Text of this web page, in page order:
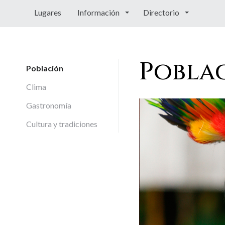
Lugares Información Directorio
Población
Clima
Gastronomía
Cultura y tradiciones